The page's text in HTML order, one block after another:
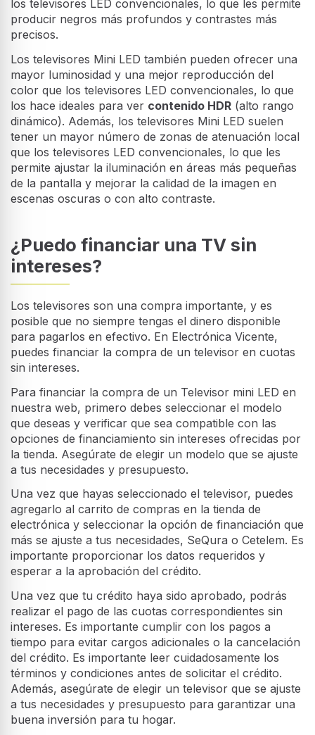
los televisores LED convencionales, lo que les permite
producir negros más profundos y contrastes más
precisos.
Los televisores Mini LED también pueden ofrecer una
mayor luminosidad y una mejor reproducción del
color que los televisores LED convencionales, lo que
los hace ideales para ver contenido HDR (alto rango
dinámico). Además, los televisores Mini LED suelen
tener un mayor número de zonas de atenuación local
que los televisores LED convencionales, lo que les
permite ajustar la iluminación en áreas más pequeñas
de la pantalla y mejorar la calidad de la imagen en
escenas oscuras o con alto contraste.
¿Puedo financiar una TV sin
intereses?
Los televisores son una compra importante, y es
posible que no siempre tengas el dinero disponible
para pagarlos en efectivo. En Electrónica Vicente,
puedes financiar la compra de un televisor en cuotas
sin intereses.
Para financiar la compra de un Televisor mini LED en
nuestra web, primero debes seleccionar el modelo
que deseas y verificar que sea compatible con las
opciones de financiamiento sin intereses ofrecidas por
la tienda. Asegúrate de elegir un modelo que se ajuste
a tus necesidades y presupuesto.
Una vez que hayas seleccionado el televisor, puedes
agregarlo al carrito de compras en la tienda de
electrónica y seleccionar la opción de financiación que
más se ajuste a tus necesidades, SeQura o Cetelem. Es
importante proporcionar los datos requeridos y
esperar a la aprobación del crédito.
Una vez que tu crédito haya sido aprobado, podrás
realizar el pago de las cuotas correspondientes sin
intereses. Es importante cumplir con los pagos a
tiempo para evitar cargos adicionales o la cancelación
del crédito. Es importante leer cuidadosamente los
términos y condiciones antes de solicitar el crédito.
Además, asegúrate de elegir un televisor que se ajuste
a tus necesidades y presupuesto para garantizar una
buena inversión para tu hogar.